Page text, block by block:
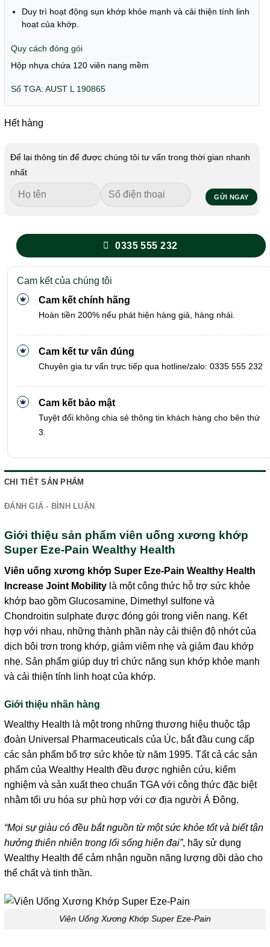
Duy trì hoạt động sụn khớp khỏe mạnh và cải thiện tính linh
hoạt của khớp.
Quy cách đóng gói
Hộp nhựa chứa 120 viên nang mềm
Số TGA: AUST L 190865
Hết hàng
Để lại thông tin để được chúng tôi tư vấn trong thời gian nhanh
nhất
0335 555 232
Cam kết của chúng tôi
Cam kết chính hãng
Hoàn tiền 200% nếu phát hiện hàng giả, hàng nhái.
Cam kết tư vấn đúng
Chuyên gia tư vấn trực tiếp qua hotline/zalo: 0335 555 232
Cam kết bảo mật
Tuyệt đối không chia sẻ thông tin khách hàng cho bên thứ
3.
CHI TIẾT SẢN PHẨM
ĐÁNH GIÁ - BÌNH LUẬN
Giới thiệu sản phẩm viên uống xương khớp
Super Eze-Pain Wealthy Health
Viên uống xương khớp Super Eze-Pain Wealthy Health
Increase Joint Mobility là một công thức hỗ trợ sức khỏe
khớp bao gồm Glucosamine, Dimethyl sulfone và
Chondroitin sulphate được đóng gói trong viên nang. Kết
hợp với nhau, những thành phần này cải thiện độ nhớt của
dịch bôi trơn trong khớp, giảm viêm nhẹ và giảm đau khớp
nhẹ. Sản phẩm giúp duy trì chức năng sụn khớp khỏe mạnh
và cải thiện tính linh hoạt của khớp.
Giới thiệu nhãn hàng
Wealthy Health là một trong những thương hiệu thuộc tập
đoàn Universal Pharmaceuticals của Úc, bắt đầu cung cấp
các sản phẩm bổ trợ sức khỏe từ năm 1995. Tất cả các sản
phẩm của Wealthy Health đều được nghiên cứu, kiểm
nghiệm và sản xuất theo chuẩn TGA với công thức đặc biệt
nhằm tối ưu hóa sự phù hợp với cơ địa người Á Đông.
“Mọi sự giàu có đều bắt nguồn từ một sức khỏe tốt và biết tận
hưởng thiên nhiên trong lối sống hiện đại”, hãy sử dụng
Wealthy Health để cảm nhận nguồn năng lượng dồi dào cho
thể chất và tinh thần.
Viên Uống Xương Khớp Super Eze-Pain